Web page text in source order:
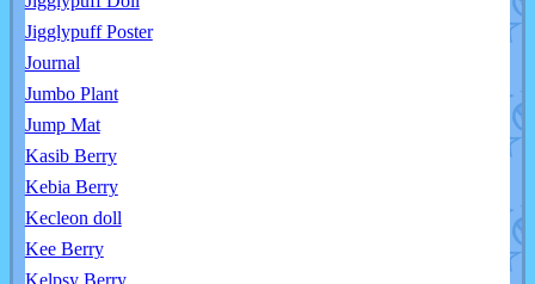
Jigglypuff Poster
Journal
Jumbo Plant
Jump Mat
Kasib Berry
Kebia Berry
Kecleon doll
Kee Berry
Kelpsy Berry